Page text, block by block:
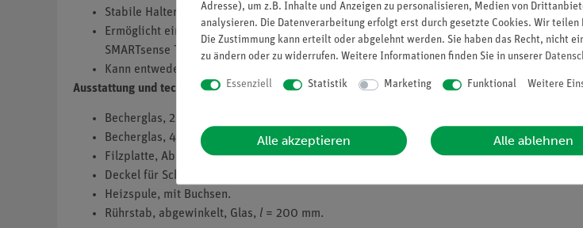
Stabile Halterung für Cobra SMARTsense Temperature 12903-00 im Deckel.
Ermöglicht einfache Temperaturmessung während chemischer Reaktionen: Ein
SMARTsense Temperature (12903-00).
Kann entweder mit einem magnetischen Rührstab und Magnetrührer oder einem Glasstab
Ausstattung und technische Daten
Becherglas, 250 ml,
Becherglas, 400 ml, Borosilikatglas, niedrige Form.
Filzplatte, Abmessungen (mm): 100 x 100 x 3.
Deckel für Schülerkalorimeter,
Heizspule, mit Buchsen.
Rührstab, abgewinkelt, Glas, l = 200 mm.
Adresse), um z.B. Inhalte und Anzeigen zu personalisieren, Medien von
analysieren. Die Datenverarbeitung erfolgt erst durch gesetzte Cookies. Wir
Die Zustimmung kann erteilt oder abgelehnt werden. Sie haben das Recht, nicht
zu ändern oder zu widerrufen. Weitere Informationen finden Sie in unserer
Essenziell Statistik Marketing Funktional Weitere
Alle akzeptieren Alle ablehnen